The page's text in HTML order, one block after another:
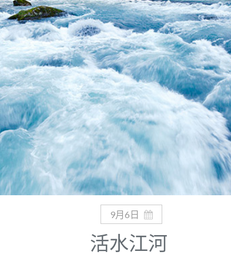
9月6日
活水江河